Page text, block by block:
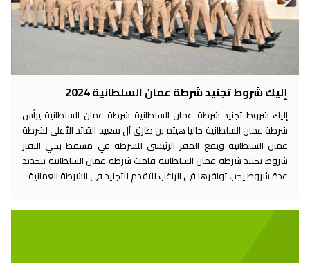
إليك شروط تجنيد شرطة عمان السلطانية 2024
إليك شروط تجنيد شرطة عمان السلطانية شرطة عمان السلطانية يرأس
شرطة عمان السلطانية حاليا هيثم بن طارق آل سعيد القائد الأعلى لشرطة
عمان السلطانية ويقع المقر الرئيسي للشرطة في مسقط بحي البقار
شروط تجنيد شرطة عمان السلطانية قامت شرطة عمان السلطانية بتحديد
عدة شروط يجب توافرها في الراغب للتقدم للتجنيد في الشرطة العمانية